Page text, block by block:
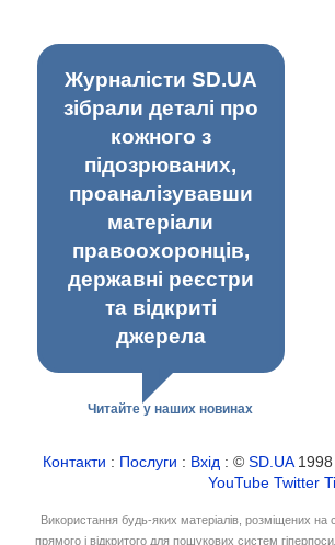
Журналісти SD.UA
зібрали деталі про
кожного з
підозрюваних,
проаналізувавши
матеріали
правоохоронців,
державні реєстри
та відкриті
джерела
Читайте у наших новинах
Контакти : Послуги : Вхід : ©SD.UA1998
YouTube Twitter
Використання будь-яких матеріалів, розміщених
прямого і відкритого для пошукових систем